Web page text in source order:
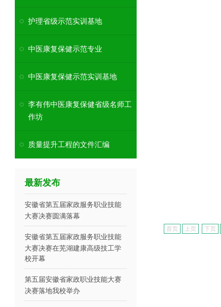
护理省级示范实训基地
中医康复保健示范专业
中医康复保健示范实训基地
李有伟中医康复保健省级名师工
作坊
质量提升工程的文件汇编
最新发布
安徽省第五届家政服务职业技能
大赛决赛圆满落幕
安徽省第五届家政服务职业技能
大赛决赛在芜湖建康高级技工学
校开幕
第五届安徽省家政职业技能大赛
决赛落地我校举办
首页 上页 下页